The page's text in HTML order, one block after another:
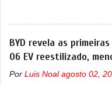
versão
depois de
foi
japoneses
mudanças
motor.
câmbio
motor 1.0
BYD revela as
06 EV reestilizado,
Por Luis Noal agosto 02,